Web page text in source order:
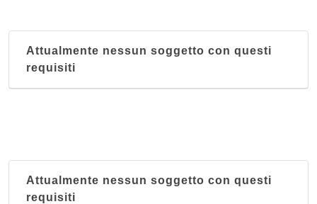
Attualmente nessun soggetto con questi
requisiti
Attualmente nessun soggetto con questi
requisiti